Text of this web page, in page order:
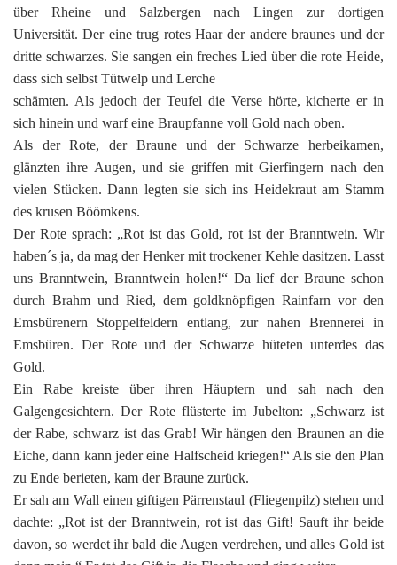
über Rheine und Salzbergen nach Lingen zur dortigen
Universität. Der eine trug rotes Haar der andere braunes und der
dritte schwarzes. Sie sangen ein freches Lied über die rote Heide,
dass sich selbst Tütwelp und Lerche
schämten. Als jedoch der Teufel die Verse hörte, kicherte er in
sich hinein und warf eine Braupfanne voll Gold nach oben.
Als der Rote, der Braune und der Schwarze herbeikamen,
glänzten ihre Augen, und sie griffen mit Gierfingern nach den
vielen Stücken. Dann legten sie sich ins Heidekraut am Stamm
des krusen Böömkens.
Der Rote sprach: „Rot ist das Gold, rot ist der Branntwein. Wir
haben´s ja, da mag der Henker mit trockener Kehle dasitzen. Lasst
uns Branntwein, Branntwein holen!“ Da lief der Braune schon
durch Brahm und Ried, dem goldknöpfigen Rainfarn vor den
Emsbürenern Stoppelfeldern entlang, zur nahen Brennerei in
Emsbüren. Der Rote und der Schwarze hüteten unterdes das
Gold.
Ein Rabe kreiste über ihren Häuptern und sah nach den
Galgengesichtern. Der Rote flüsterte im Jubelton: „Schwarz ist
der Rabe, schwarz ist das Grab! Wir hängen den Braunen an die
Eiche, dann kann jeder eine Halfscheid kriegen!“ Als sie den Plan
zu Ende berieten, kam der Braune zurück.
Er sah am Wall einen giftigen Pärrenstaul (Fliegenpilz) stehen und
dachte: „Rot ist der Branntwein, rot ist das Gift! Sauft ihr beide
davon, so werdet ihr bald die Augen verdrehen, und alles Gold ist